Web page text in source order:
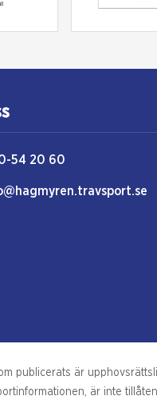
54 20 60
publicerats är
är inte